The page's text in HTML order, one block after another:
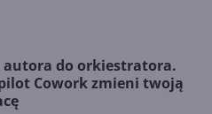
autora do orkiestratora.
Cowork zmieni twoją